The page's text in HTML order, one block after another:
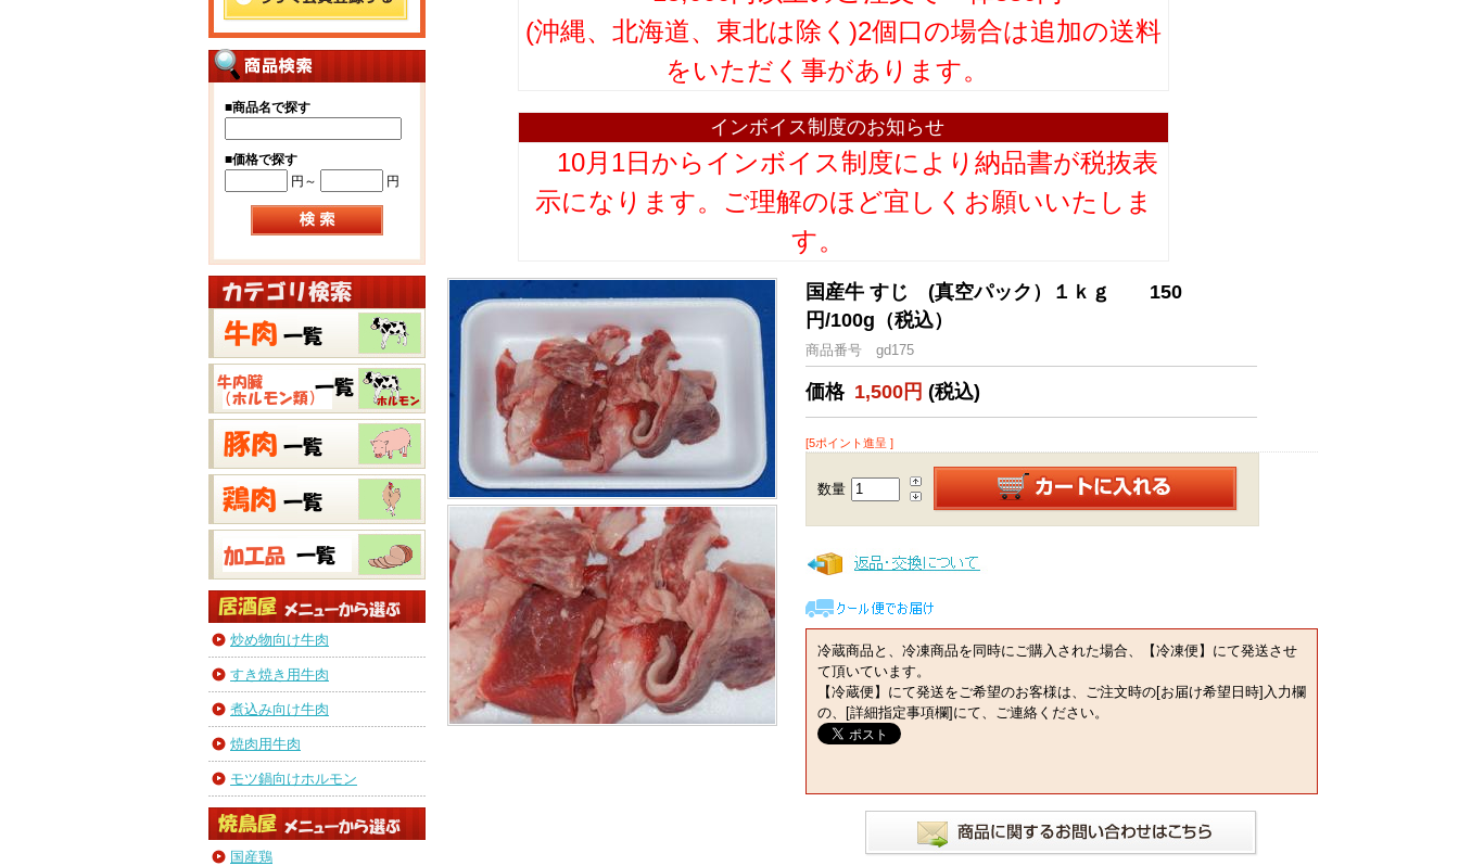
■商品名で探す
■価格で探す
円～
円
炒め物向け牛肉
すき焼き用牛肉
煮込み向け牛肉
焼肉用牛肉
モツ鍋向けホルモン
国産鶏
(沖縄、北海道、東北は除く)2個口の場合は追加の送料
をいただく事があります。
インボイス制度のお知らせ
10月1日からインボイス制度により納品書が税抜表
示になります。ご理解のほど宜しくお願いいたしま
す。
国産牛 すじ (真空パック）１ｋｇ 150
円/100g（税込）
商品番号 gd175
価格 1,500円 (税込)
[5ポイント進呈 ]
数量
冷蔵商品と、冷凍商品を同時にご購入された場合、【冷凍便】にて発送させ
て頂いています。
【冷蔵便】にて発送をご希望のお客様は、ご注文時の[お届け希望日時]入力欄
の、[詳細指定事項欄]にて、ご連絡ください。